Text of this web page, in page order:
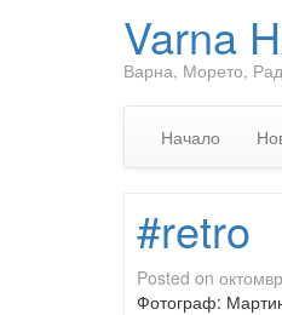
Varna
Варна, Морето,
Начало
#retro
Posted on
Фотограф: